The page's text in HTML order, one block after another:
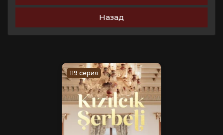
Назад
119 серия